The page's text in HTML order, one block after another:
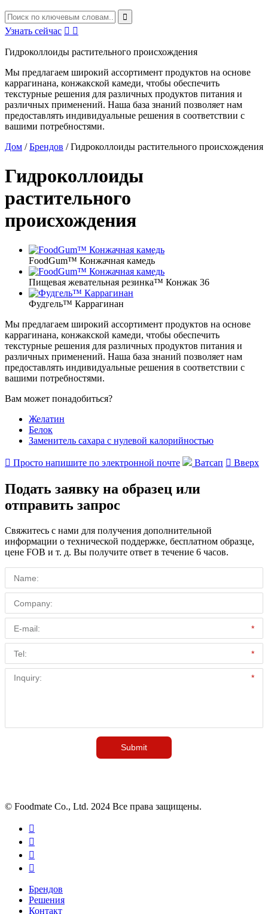
Узнать сейчас  
Гидроколлоиды растительного происхождения
Мы предлагаем широкий ассортимент продуктов на основе
каррагинана, конжакской камеди, чтобы обеспечить
текстурные решения для различных продуктов питания и
различных применений. Наша база знаний позволяет нам
предоставлять индивидуальные решения в соответствии с
вашими потребностями.
Дом /Брендов /Гидроколлоиды растительного происхождения
Гидроколлоиды
растительного
происхождения
FoodGum™ Конжачная камедь
Пищевая жевательная резинка™ Конжак 36
Фудгель™ Каррагинан
Мы предлагаем широкий ассортимент продуктов на основе
каррагинана, конжакской камеди, чтобы обеспечить
текстурные решения для различных продуктов питания и
различных применений. Наша база знаний позволяет нам
предоставлять индивидуальные решения в соответствии с
вашими потребностями.
Вам может понадобиться?
Желатин
Белок
Заменитель сахара с нулевой калорийностью
 Просто напишите по электронной почте Ватсап  Вверх
Подать заявку на образец или
отправить запрос
Свяжитесь с нами для получения дополнительной
информации о технической поддержке, бесплатном образце,
цене FOB и т. д. Вы получите ответ в течение 6 часов.
© Foodmate Co., Ltd. 2024 Все права защищены.




Брендов
Решения
Контакт